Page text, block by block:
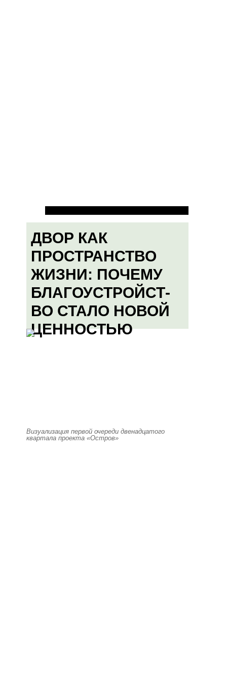
ДВОР КАК
ПРОСТРАНСТВО
ЖИЗНИ: ПОЧЕМУ
БЛАГОУСТРОЙСТ-
ВО СТАЛО НОВОЙ
ЦЕННОСТЬЮ
Визуализация первой очереди двенадцатого
квартала проекта «Остров»